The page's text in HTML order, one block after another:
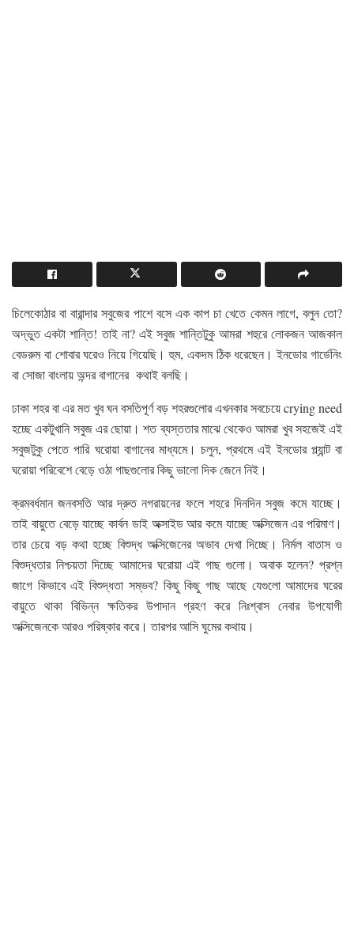
চিলেকোঠার বা বারান্দার সবুজের পাশে বসে এক কাপ চা খেতে কেমন লাগে, বলুন তো?
অদ্ভুত একটা শান্তি! তাই না? এই সবুজ শান্তিটুকু আমরা শহুরে লোকজন আজকাল
বেডরুম বা শোবার ঘরেও নিয়ে গিয়েছি। হুম, একদম ঠিক ধরেছেন। ইনডোর গার্ডেনিং
বা সোজা বাংলায় অন্দর বাগানের কথাই বলছি।
ঢাকা শহর বা এর মত খুব ঘন বসতিপূর্ণ বড় শহরগুলোর এখনকার সবচেয়ে crying need
হচ্ছে একটুখানি সবুজ এর ছোয়া। শত ব্যস্ততার মাঝে থেকেও আমরা খুব সহজেই এই
সবুজটুকু পেতে পারি ঘরোয়া বাগানের মাধ্যমে। চলুন,প্রথমে এই ইনডোর প্ল্যান্ট বা
ঘরোয়া পরিবেশে বেড়ে ওঠা গাছগুলোর কিছু ভালো দিক জেনে নিই।
ক্রমবর্ধমান জনবসতি আর দ্রুত নগরায়নের ফলে শহরে দিনদিন সবুজ কমে যাচ্ছে।
তাই বায়ুতে বেড়ে যাচ্ছে কার্বন ডাই অক্সাইড আর কমে যাচ্ছে অক্সিজেন এর পরিমাণ।
তার চেয়ে বড় কথা হচ্ছে বিশুদ্ধ অক্সিজেনের অভাব দেখা দিচ্ছে। নির্মল বাতাস ও
বিশুদ্ধতার নিশ্চয়তা দিচ্ছে আমাদের ঘরোয়া এই গাছ গুলো। অবাক হলেন? প্রশ্ন
জাগে কিভাবে এই বিশুদ্ধতা সম্ভব? কিছু কিছু গাছ আছে যেগুলো আমাদের ঘরের
বায়ুতে থাকা বিভিন্ন ক্ষতিকর উপাদান গ্রহণ করে নিঃশ্বাস নেবার উপযোগী
অক্সিজেনকে আরও পরিষ্কার করে। তারপর আসি ঘুমের কথায়।